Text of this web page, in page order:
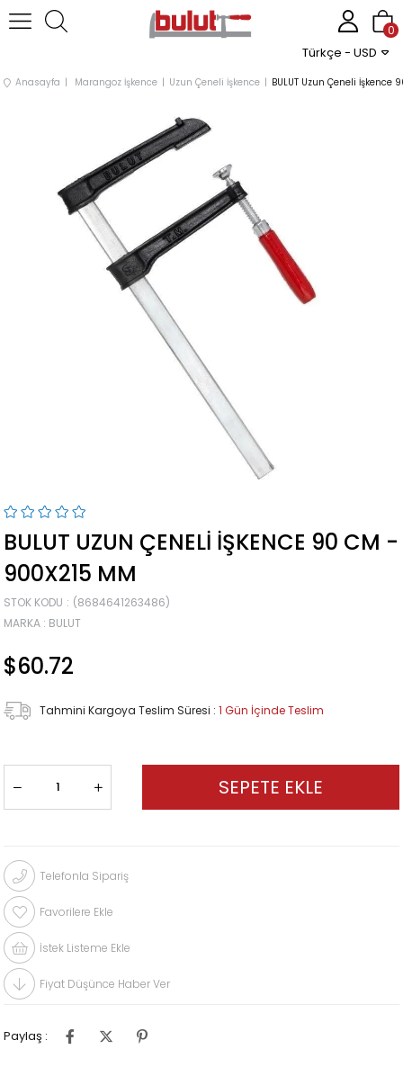
Türkçe - USD
0
Anasayfa Marangoz İşkence Uzun Çeneli İşkence BULUT Uzun Çeneli
BULUT UZUN ÇENELI İŞKENCE 90 CM -
900X215 MM
STOK KODU
(8684641263486)
MARKA : BULUT
$60.72
Tahmini Kargoya Teslim Süresi : 1 Gün İçinde Teslim
Telefonla Sipariş
Favorilere Ekle
İstek Listeme Ekle
Fiyat Düşünce Haber Ver
Paylaş :